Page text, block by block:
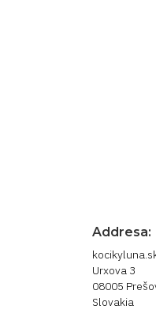
Addresa:
Urxova 3
08005
Slovakia